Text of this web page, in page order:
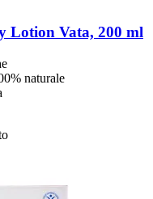
Lotion Vata, 200 ml
naturale